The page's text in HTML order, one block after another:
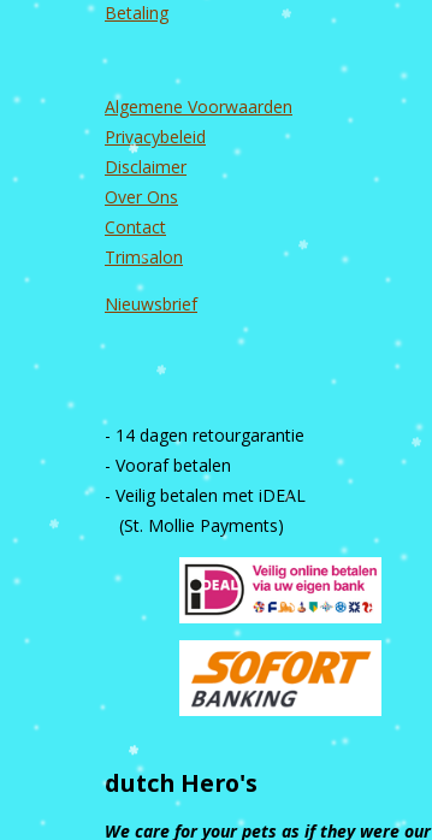
Betaling
Algemene Voorwaarden
Privacybeleid
Disclaimer
Over Ons
Contact
Trimsalon
Nieuwsbrief
- 14 dagen retourgarantie
- Vooraf betalen
- Veilig betalen met iDEAL
(St. Mollie Payments)
dutch Hero's
We care for your pets as if they were our